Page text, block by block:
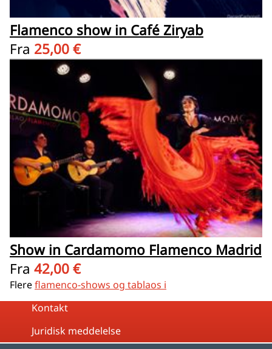
Flamenco show in Café Ziryab
Fra 25,00 €
Show in Cardamomo Flamenco Madrid
Fra 42,00 €
Flereflamenco-shows og tablaos i
Kontakt
Juridisk meddelelse